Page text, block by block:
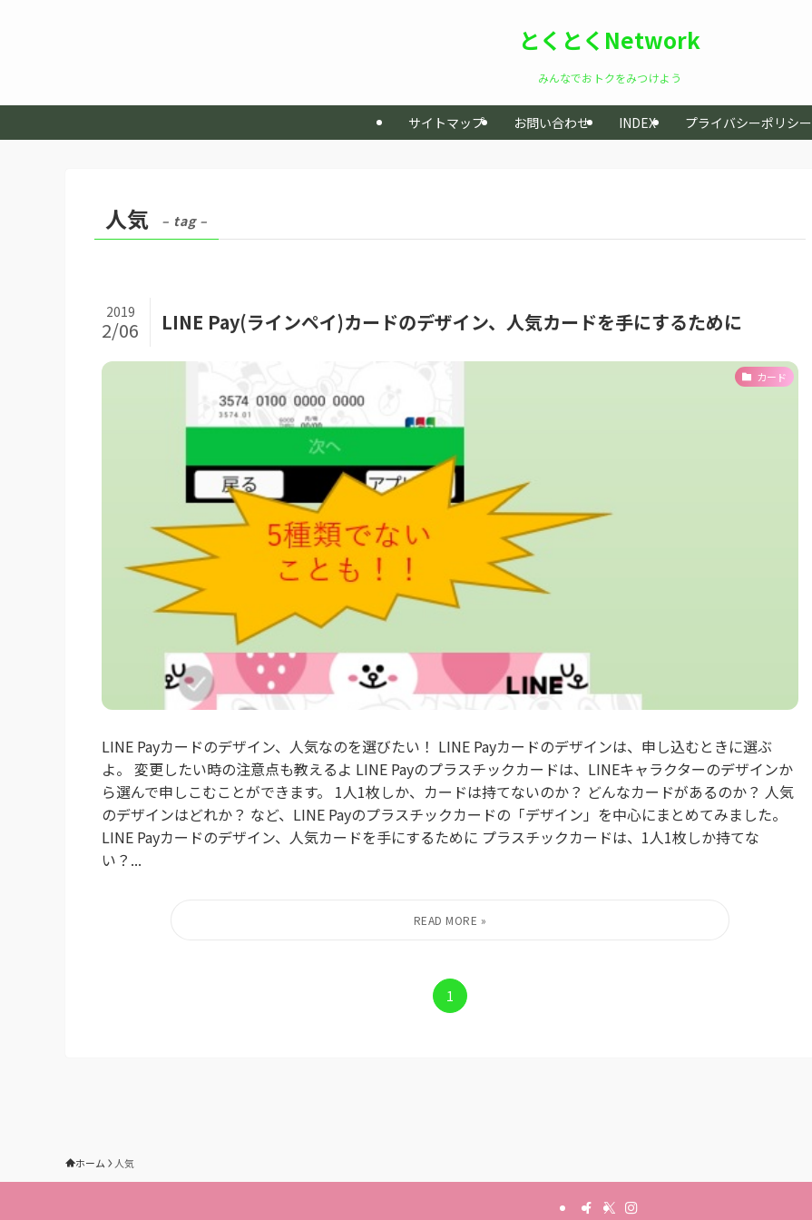
とくとくNetwork
みんなでおトクをみつけよう
サイトマップ お問い合わせ INDEX プライバシーポリシー
人気 – tag –
LINE Pay(ラインペイ)カードのデザイン、人気カードを手にするために
2019
2/06
カード
LINE Payカードのデザイン、人気なのを選びたい！ LINE Payカードのデザインは、申し込むときに選ぶ
よ。 変更したい時の注意点も教えるよ LINE Payのプラスチックカードは、LINEキャラクターのデザインか
ら選んで申しこむことができます。 1人1枚しか、カードは持てないのか？ どんなカードがあるのか？ 人気
のデザインはどれか？ など、LINE Payのプラスチックカードの「デザイン」を中心にまとめてみました。
LINE Payカードのデザイン、人気カードを手にするために プラスチックカードは、1人1枚しか持てな
い？...
1
ホーム 人気